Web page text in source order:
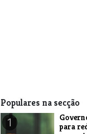
Populares na secção
1
para